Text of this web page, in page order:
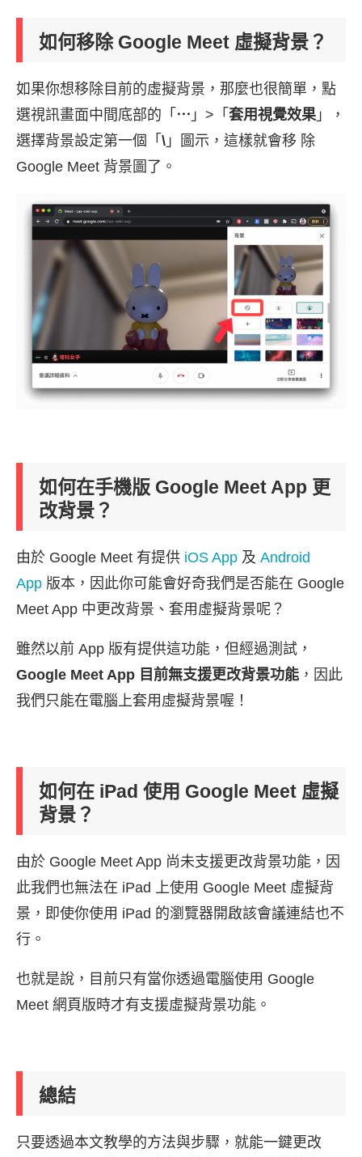
如何移除 Google Meet 虛擬背景？
如果你想移除目前的虛擬背景，那麼也很簡單，點
選視訊畫面中間底部的「 ⋯ 」>「 套用視覺效果 」，
選擇背景設定第一個「 \ 」圖示，這樣就會移 除
Google Meet 背景圖了。
如何在手機版 Google Meet App 更
改背景？
由於 Google Meet 有提供 iOS App 及 Android
App 版本，因此你可能會好奇我們是否能在 Google
Meet App 中更改背景、套用虛擬背景呢？
雖然以前 App 版有提供這功能，但經過測試，
Google Meet App 目前無支援更改背景功能 ，因此
我們只能在電腦上套用虛擬背景喔！
如何在 iPad 使用 Google Meet 虛擬
背景？
由於 Google Meet App 尚未支援更改背景功能，因
此我們也無法在 iPad 上使用 Google Meet 虛擬背
景，即使你使用 iPad 的瀏覽器開啟該會議連結也不
行。
也就是說，目前只有當你透過電腦使用 Google
Meet 網頁版時才有支援虛擬背景功能。
總結
只要透過本文教學的方法與步驟，就能一鍵更改